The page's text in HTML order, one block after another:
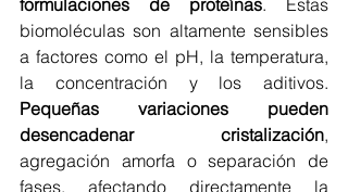
biomoléculas son altamente sensibles
a factores como el pH, la temperatura,
la concentración y los aditivos.
Pequeñas variaciones pueden
desencadenar cristalización,
agregación amorfa o separación de
fases, afectando directamente la